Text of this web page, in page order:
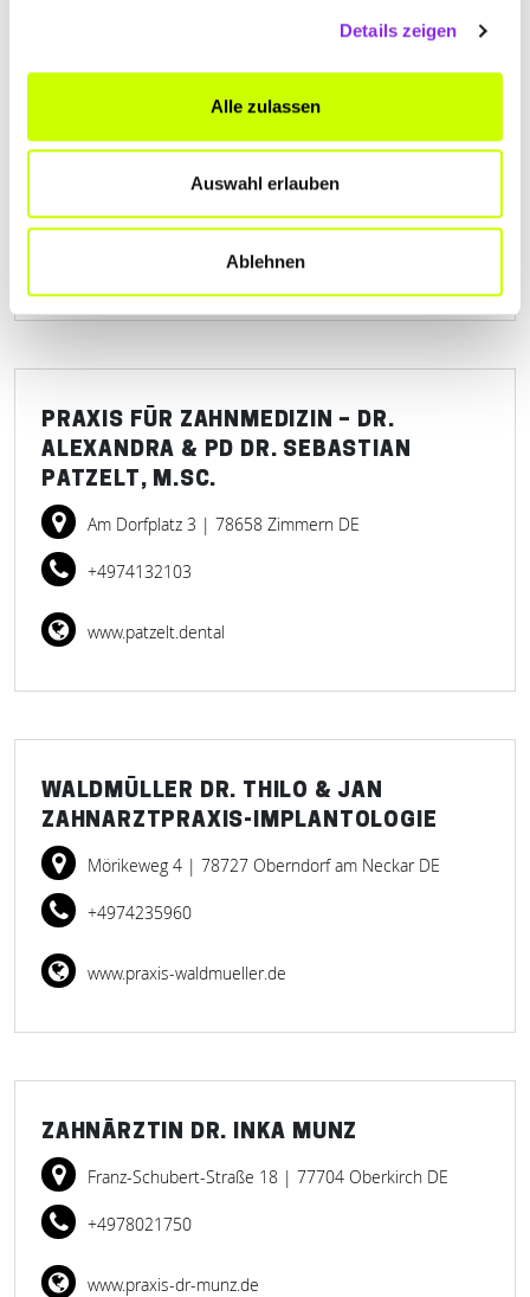
Details zeigen
Alle zulassen
Auswahl erlauben
Ablehnen
+497442123560
PRAXIS FÜR ZAHNMEDIZIN – DR.
ALEXANDRA & PD DR. SEBASTIAN
PATZELT, M.SC.
Am Dorfplatz 3 | 78658 Zimmern DE
+4974132103
www.patzelt.dental
WALDMÜLLER DR. THILO & JAN
ZAHNARZTPRAXIS-IMPLANTOLOGIE
Mörikeweg 4 | 78727 Oberndorf am Neckar DE
+4974235960
www.praxis-waldmueller.de
ZAHNÄRZTIN DR. INKA MUNZ
Franz-Schubert-Straße 18 | 77704 Oberkirch DE
+4978021750
www.praxis-dr-munz.de